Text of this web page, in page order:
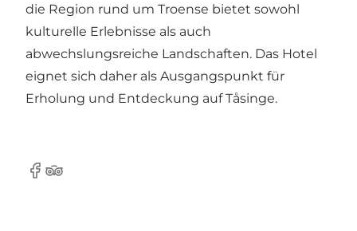
die Region rund um Troense bietet sowohl
kulturelle Erlebnisse als auch
abwechslungsreiche Landschaften. Das Hotel
eignet sich daher als Ausgangspunkt für
Erholung und Entdeckung auf Tåsinge.
Facebook
TripAdvisor